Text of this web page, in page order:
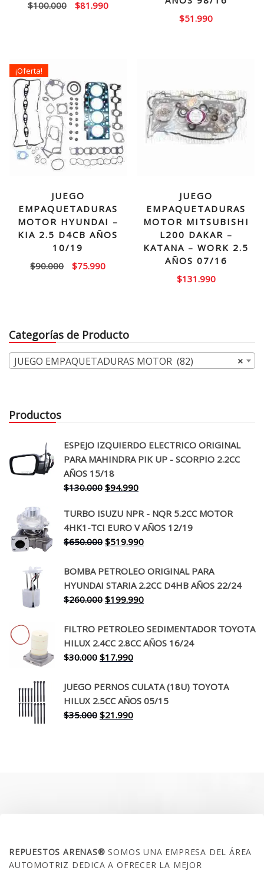
$100.000
El
$81.990El
$51.990
¡Oferta!
JUEGO
EMPAQUETADURAS
MOTOR HYUNDAI –
KIA 2.5 D4CB AÑOS
10/19
$90.000
El
$75.990El
JUEGO
EMPAQUETADURAS
MOTOR MITSUBISHI
L200 DAKAR –
KATANA – WORK 2.5
AÑOS 07/16
$131.990
Categorías de Producto
×
JUEGO EMPAQUETADURAS MOTOR (82)
Productos
ESPEJO IZQUIERDO ELECTRICO ORIGINAL
PARA MAHINDRA PIK UP - SCORPIO 2.2CC
AÑOS 15/18
$130.000 El
original
era:
$130.000.
$94.990El
actual
es:
$94.990.
TURBO ISUZU NPR - NQR 5.2CC MOTOR
4HK1-TCI EURO V AÑOS 12/19
$650.000 El
original
era:
$650.000.
$519.990El
actual
es:
$519.990.
BOMBA PETROLEO ORIGINAL PARA
HYUNDAI STARIA 2.2CC D4HB AÑOS 22/24
$260.000 El
original
era:
$260.000.
$199.990El
actual
es:
FILTRO PETROLEO SEDIMENTADOR TOYOTA
HILUX 2.4CC 2.8CC AÑOS 16/24
$30.000 El
original
era:
$30.000.
$17.990El
actual
es:
$17.990.
JUEGO PERNOS CULATA (18U) TOYOTA
HILUX 2.5CC AÑOS 05/15
$35.000 El
$21.990El
REPUESTOS ARENAS®SOMOS UNA EMPRESA DEL ÁREA
AUTOMOTRIZ DEDICA A OFRECER LA MEJOR